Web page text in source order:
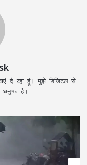
दे रहा हूं। मुझे डिजिटल से
अनुभव है।